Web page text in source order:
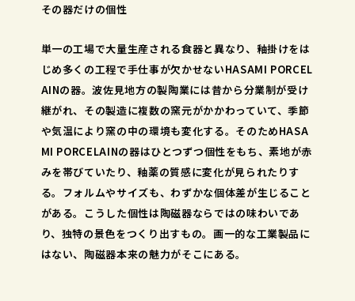
その器だけの個性
単一の工場で大量生産される食器と異なり、釉掛けをは
じめ多くの工程で手仕事が欠かせないHASAMI PORCEL
AINの器。波佐見地方の製陶業には昔から分業制が受け
継がれ、その製造に複数の窯元がかかわっていて、季節
や気温により窯の中の環境も変化する。そのためHASA
MI PORCELAINの器はひとつずつ個性をもち、素地が赤
みを帯びていたり、釉薬の質感に変化が見られたりす
る。フォルムやサイズも、わずかな個体差が生じること
がある。こうした個性は陶磁器ならではの味わいであ
り、独特の景色をつくり出すもの。画一的な工業製品に
はない、陶磁器本来の魅力がそこにある。